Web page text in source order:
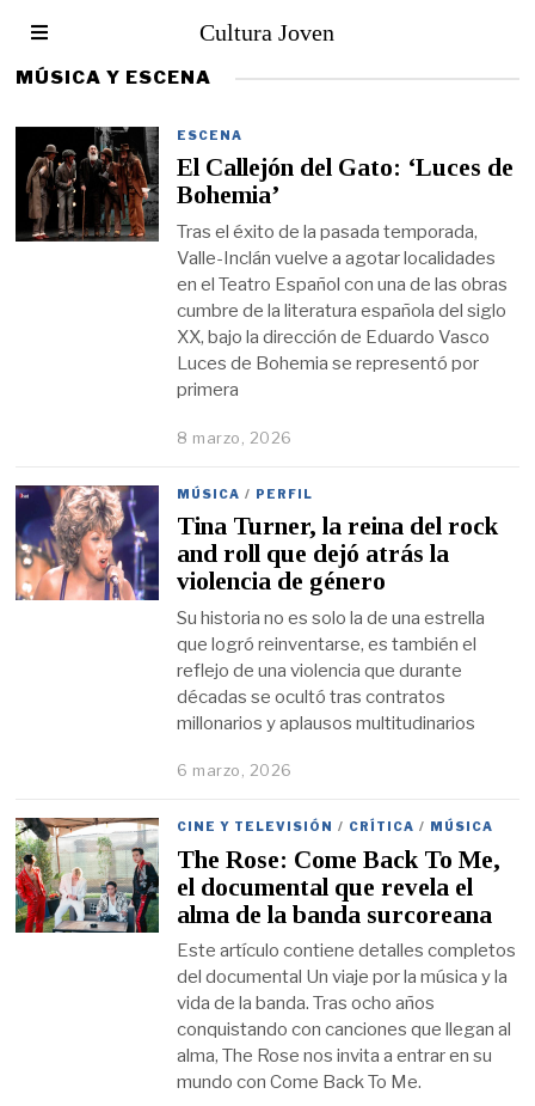
Cultura Joven
MÚSICA Y ESCENA
ESCENA
El Callejón del Gato: ‘Luces de
Bohemia’
Tras el éxito de la pasada temporada,
Valle-Inclán vuelve a agotar localidades
en el Teatro Español con una de las obras
cumbre de la literatura española del siglo
XX, bajo la dirección de Eduardo Vasco
Luces de Bohemia se representó por
primera
8 marzo, 2026
MÚSICA / PERFIL
Tina Turner, la reina del rock
and roll que dejó atrás la
violencia de género
Su historia no es solo la de una estrella
que logró reinventarse, es también el
reflejo de una violencia que durante
décadas se ocultó tras contratos
millonarios y aplausos multitudinarios
6 marzo, 2026
CINE Y TELEVISIÓN / CRÍTICA / MÚSICA
The Rose: Come Back To Me,
el documental que revela el
alma de la banda surcoreana
Este artículo contiene detalles completos
del documental Un viaje por la música y la
vida de la banda. Tras ocho años
conquistando con canciones que llegan al
alma, The Rose nos invita a entrar en su
mundo con Come Back To Me.